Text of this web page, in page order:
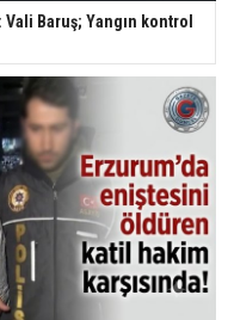
Baruş; Yangın kontrol